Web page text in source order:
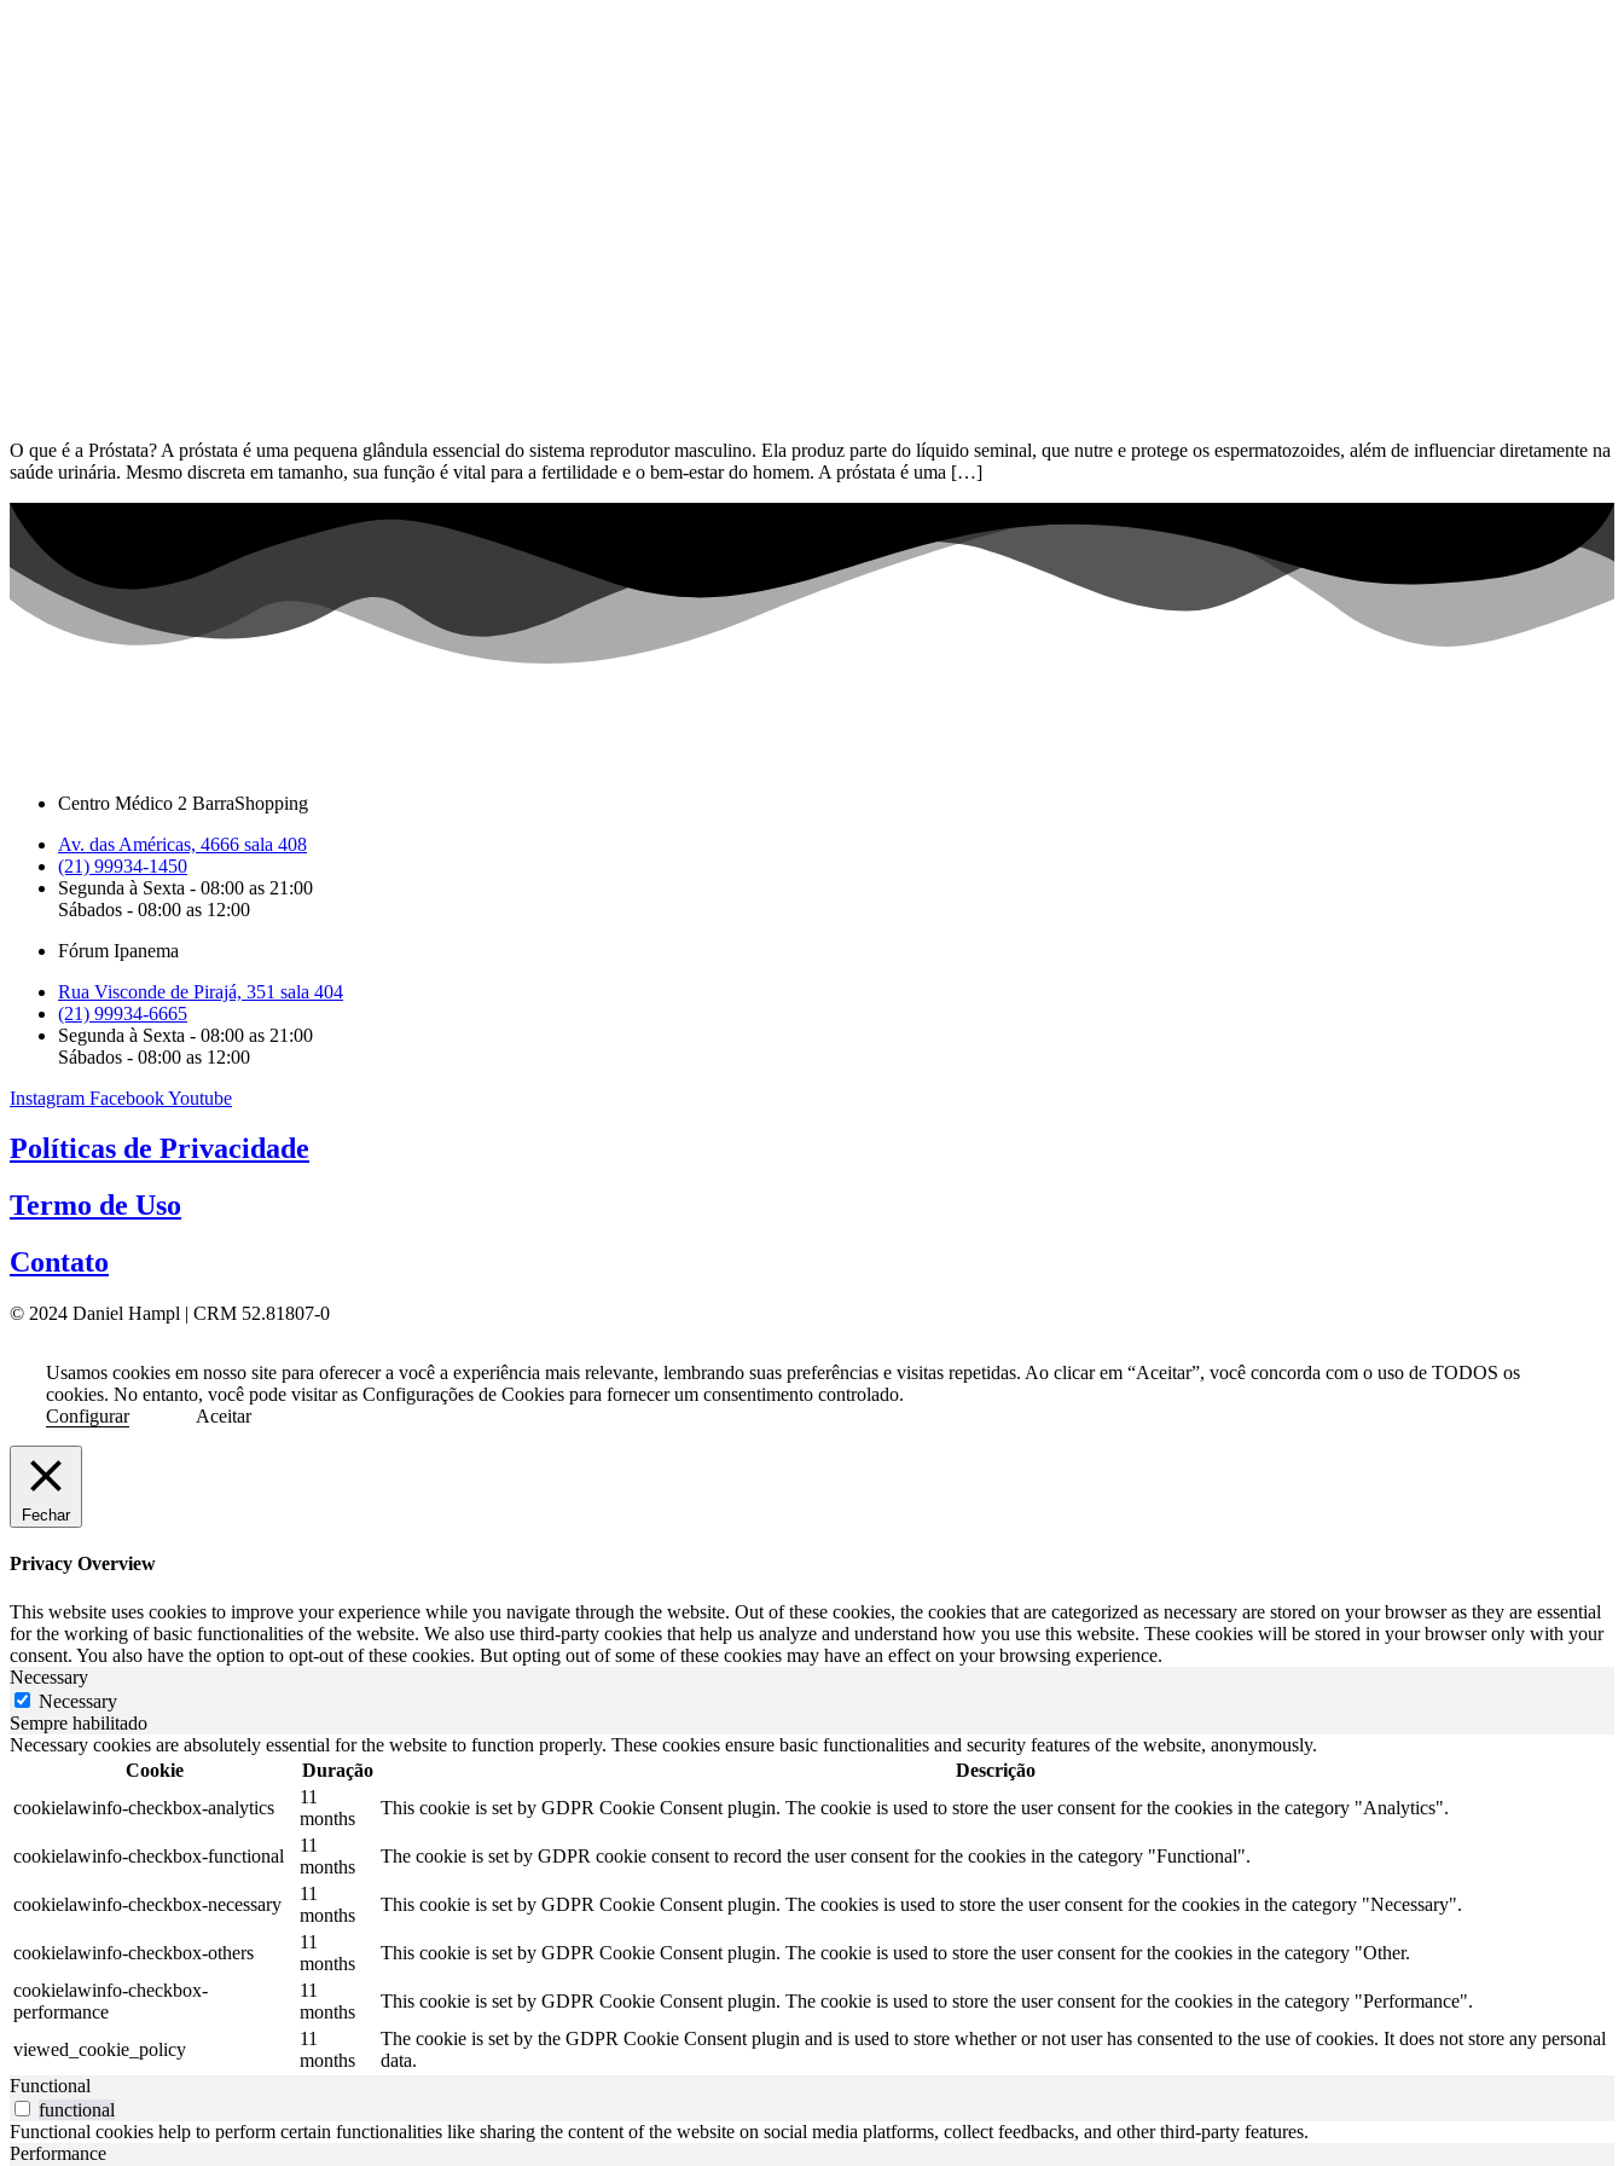
O que é a Próstata? A próstata é uma pequena glândula essencial do sistema reprodutor masculino. Ela produz parte do líquido seminal, que nutre e protege os espermatozoides, além de influenciar diretamente na
saúde urinária. Mesmo discreta em tamanho, sua função é vital para a fertilidade e o bem-estar do homem. A próstata é uma […]
Centro Médico 2 BarraShopping
Av. das Américas, 4666 sala 408
(21) 99934-1450
Segunda à Sexta - 08:00 as 21:00
Sábados - 08:00 as 12:00
Fórum Ipanema
Rua Visconde de Pirajá, 351 sala 404
(21) 99934-6665
Segunda à Sexta - 08:00 as 21:00
Sábados - 08:00 as 12:00
Instagram FacebookYoutube
Políticas de Privacidade
Termo de Uso
Contato
© 2024 Daniel Hampl | CRM 52.81807-0
Usamos cookies em nosso site para oferecer a você a experiência mais relevante, lembrando suas preferências e visitas repetidas. Ao clicar em “Aceitar”, você concorda com o uso de TODOS os
cookies. No entanto, você pode visitar as Configurações de Cookies para fornecer um consentimento controlado.
Configurar
Aceitar
Fechar
Privacy Overview
This website uses cookies to improve your experience while you navigate through the website. Out of these cookies, the cookies that are categorized as necessary are stored on your browser as they are essential
for the working of basic functionalities of the website. We also use third-party cookies that help us analyze and understand how you use this website. These cookies will be stored in your browser only with your
consent. You also have the option to opt-out of these cookies. But opting out of some of these cookies may have an effect on your browsing experience.
Necessary
Necessary
Sempre habilitado
Necessary cookies are absolutely essential for the website to function properly. These cookies ensure basic functionalities and security features of the website, anonymously.
Cookie
Duração
Descrição
cookielawinfo-checkbox-analytics
11
months
This cookie is set by GDPR Cookie Consent plugin. The cookie is used to store the user consent for the cookies in the category "Analytics".
cookielawinfo-checkbox-functional
11
months
The cookie is set by GDPR cookie consent to record the user consent for the cookies in the category "Functional".
cookielawinfo-checkbox-necessary
11
months
This cookie is set by GDPR Cookie Consent plugin. The cookies is used to store the user consent for the cookies in the category "Necessary".
cookielawinfo-checkbox-others
11
months
This cookie is set by GDPR Cookie Consent plugin. The cookie is used to store the user consent for the cookies in the category "Other.
cookielawinfo-checkbox-
performance
11
months
This cookie is set by GDPR Cookie Consent plugin. The cookie is used to store the user consent for the cookies in the category "Performance".
viewed_cookie_policy
11
months
The cookie is set by the GDPR Cookie Consent plugin and is used to store whether or not user has consented to the use of cookies. It does not store any personal
data.
Functional
functional
Functional cookies help to perform certain functionalities like sharing the content of the website on social media platforms, collect feedbacks, and other third-party features.
Performance